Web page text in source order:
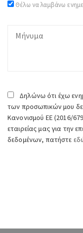
Θέλω να λαμβάνω
Δηλώνω ότι έχω
των προσωπικών μου
Κανονισμού ΕΕ (2016/
εταιρείας μας για την
δεδομένων, πατήστε